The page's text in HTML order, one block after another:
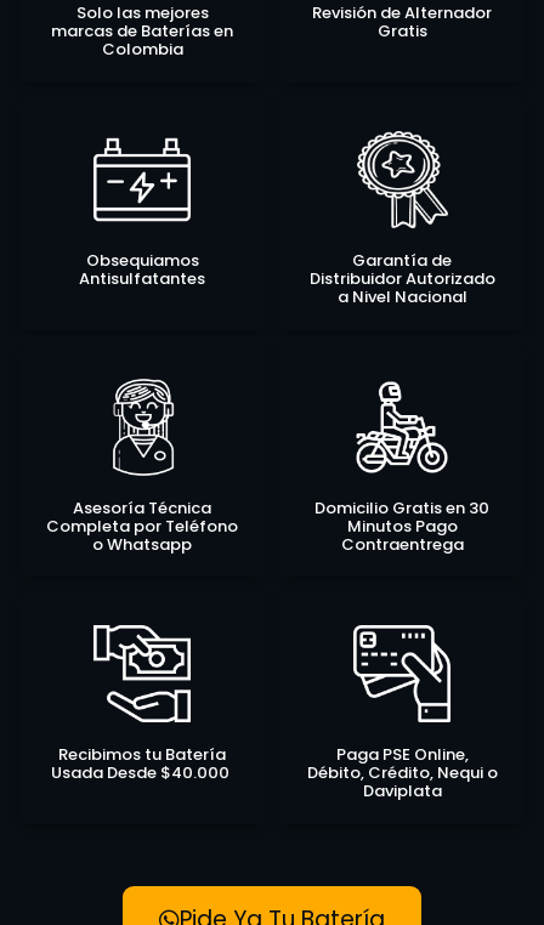
Solo las mejores
marcas de Baterías en
Colombia
Revisión de Alternador
Gratis
Obsequiamos
Antisulfatantes
Garantía de
Distribuidor Autorizado
a Nivel Nacional
Asesoría Técnica
Completa por Teléfono
o Whatsapp
Domicilio Gratis en 30
Minutos Pago
Contraentrega
Recibimos tu Batería
Usada Desde $40.000
Paga PSE Online,
Débito, Crédito, Nequi o
Daviplata